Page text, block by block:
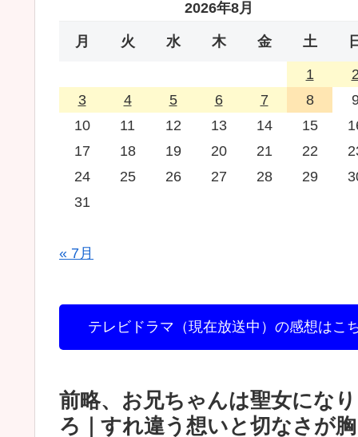
2026年8月
月 火 水 木 金 土
1
3
4 5 6 7 8
10
11 12 13 14 15
17
18 19 20 21 22
24
25 26 27 28 29
31
« 7月
テレビドラマ（現在放送中）の感想はこ
前略、お兄ちゃんは聖女にな
ろ｜すれ違う想いと切なさが